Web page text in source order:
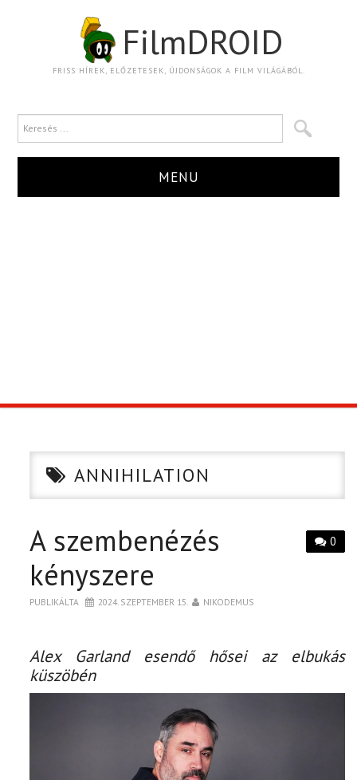
FilmDROID
FRISS HÍREK, ELŐZETESEK, ÚJDONSÁGOK A FILM VILÁGÁBÓL.
MENU
CIKK
PÓLÓ RENDELÉS
ANNIHILATION
0
A szembenézés
kényszere
PUBLIKÁLTA 2024. SZEPTEMBER 15. NIKODEMUS
Alex Garland esendő hősei az elbukás
küszöbén